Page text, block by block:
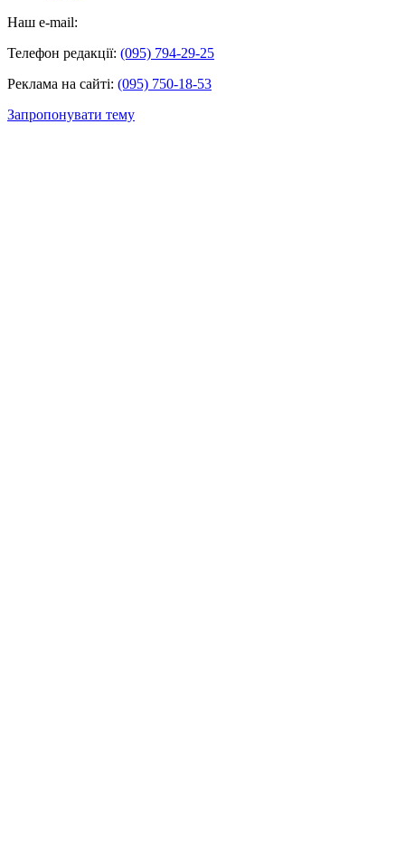
Наш e-mail:
Телефон редакції: (095) 794-29-25
Реклама на сайті: (095) 750-18-53
Запропонувати тему